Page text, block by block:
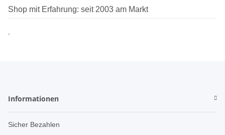
Shop mit Erfahrung: seit 2003 am Markt
.
Informationen
Sicher Bezahlen